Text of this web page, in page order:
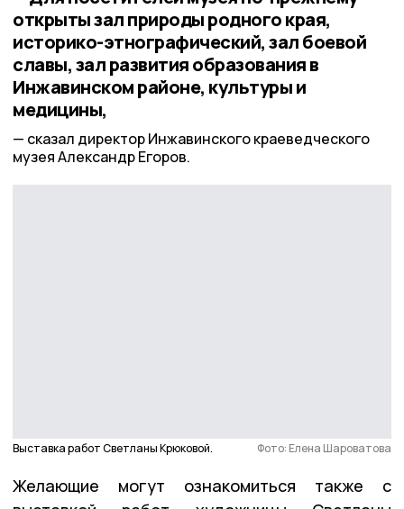
открыты зал природы родного края,
историко-этнографический, зал боевой
славы, зал развития образования в
Инжавинском районе, культуры и
медицины,
сказал директор Инжавинского краеведческого
музея Александр Егоров.
Выставка работ Светланы Крюковой. Фото: Елена Шароватова
Желающие могут ознакомиться также с